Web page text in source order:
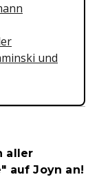
und
aller
auf Joyn an!